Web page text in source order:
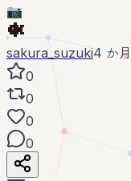
📷
sakura_suzuki4 か
0
0
0
0